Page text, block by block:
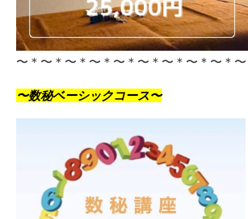
〜＊〜＊〜＊〜＊〜＊〜＊〜＊〜＊〜＊
〜数秘ベーシックコース〜